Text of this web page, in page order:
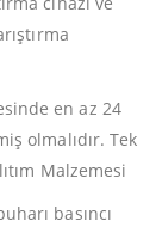
en az 24
olmalıdır. Tek
Malzemesi
basıncı